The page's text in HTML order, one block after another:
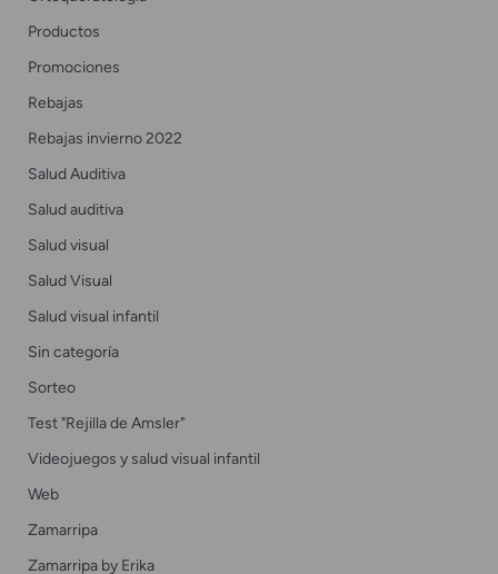
Productos
Promociones
Rebajas
Rebajas invierno 2022
Salud Auditiva
Salud auditiva
Salud visual
Salud Visual
Salud visual infantil
Sin categoría
Sorteo
Test "Rejilla de Amsler"
Videojuegos y salud visual infantil
Web
Zamarripa
Zamarripa by Erika